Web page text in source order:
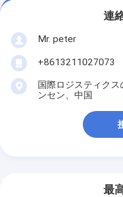
連
Mr. peter
+8613211027073
国際ロジスティク
ンセン、中国
最